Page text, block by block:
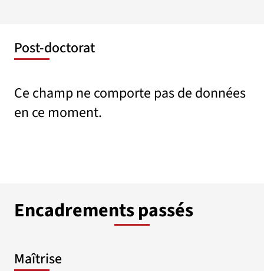
Encadrements passés
Maîtrise
Post-doctorat
Ce champ ne comporte pas de données
en ce moment.